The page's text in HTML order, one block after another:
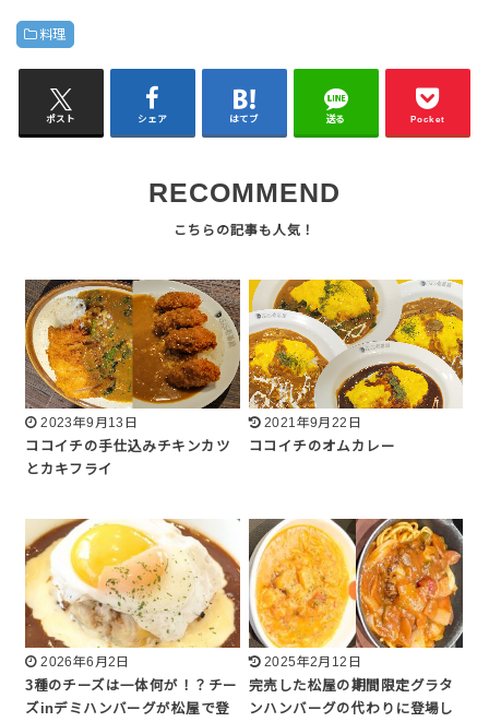
料理
ポスト シェア はてブ 送る Pocket
RECOMMEND
2023年9月13日
ココイチの手仕込みチキンカツ
とカキフライ
2021年9月22日
ココイチのオムカレー
2026年6月2日
3種のチーズは一体何が！？チー
ズinデミハンバーグが松屋で登
2025年2月12日
完売した松屋の期間限定グラタ
ンハンバーグの代わりに登場し